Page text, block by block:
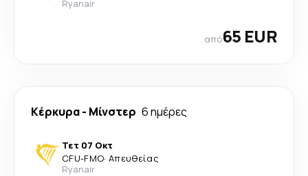
Ryanair
από65 EUR
Κέρκυρα- Μίνστερ 6 ημέρες
Τετ 07 Οκτ
CFU-FMO· Απευθείας
Ryanair